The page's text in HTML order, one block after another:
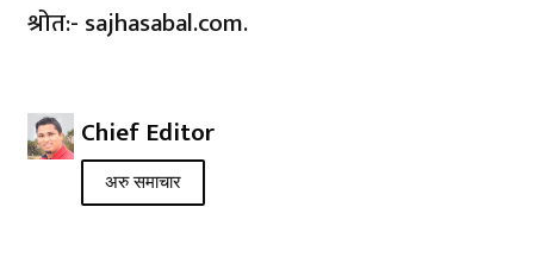
श्रोत:- sajhasabal.com.
Chief Editor
अरु समाचार